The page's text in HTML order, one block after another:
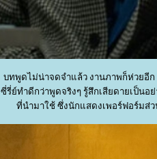
บทพูดไม่น่าจดจำแล้ว งานภาพก็ห่วยอี
ซี่รี่ย์ทำดีกว่าพูดจริงๆ รู้สึกเสียดายเป็นอ
ที่นำมาใช้ ซึ่งนักแสดงเพอร์ฟอร์มส่